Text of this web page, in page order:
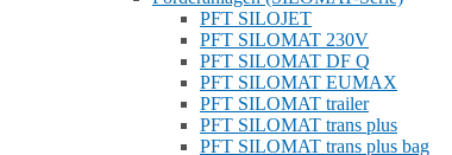
PFT SILOJET
PFT SILOMAT 230V
PFT SILOMAT DF Q
PFT SILOMAT EUMAX
PFT SILOMAT trailer
PFT SILOMAT trans plus
PFT SILOMAT trans plus bag